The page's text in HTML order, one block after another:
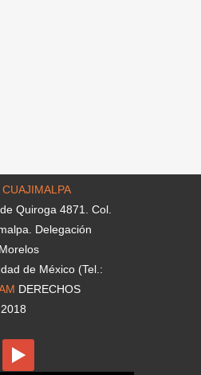
Quiroga 4871. Col.
Delegación
de México (Tel.:
DERECHOS